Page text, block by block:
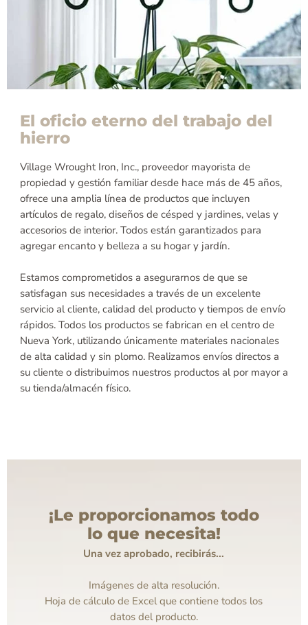
El oficio eterno del trabajo del
hierro
Village Wrought Iron, Inc., proveedor mayorista de
propiedad y gestión familiar desde hace más de 45 años,
ofrece una amplia línea de productos que incluyen
artículos de regalo, diseños de césped y jardines, velas y
accesorios de interior. Todos están garantizados para
agregar encanto y belleza a su hogar y jardín.
Estamos comprometidos a asegurarnos de que se
satisfagan sus necesidades a través de un excelente
servicio al cliente, calidad del producto y tiempos de envío
rápidos. Todos los productos se fabrican en el centro de
Nueva York, utilizando únicamente materiales nacionales
de alta calidad y sin plomo. Realizamos envíos directos a
su cliente o distribuimos nuestros productos al por mayor a
su tienda/almacén físico.
¡Le proporcionamos todo
lo que necesita!
Una vez aprobado, recibirás...
Imágenes de alta resolución.
Hoja de cálculo de Excel que contiene todos los
datos del producto.